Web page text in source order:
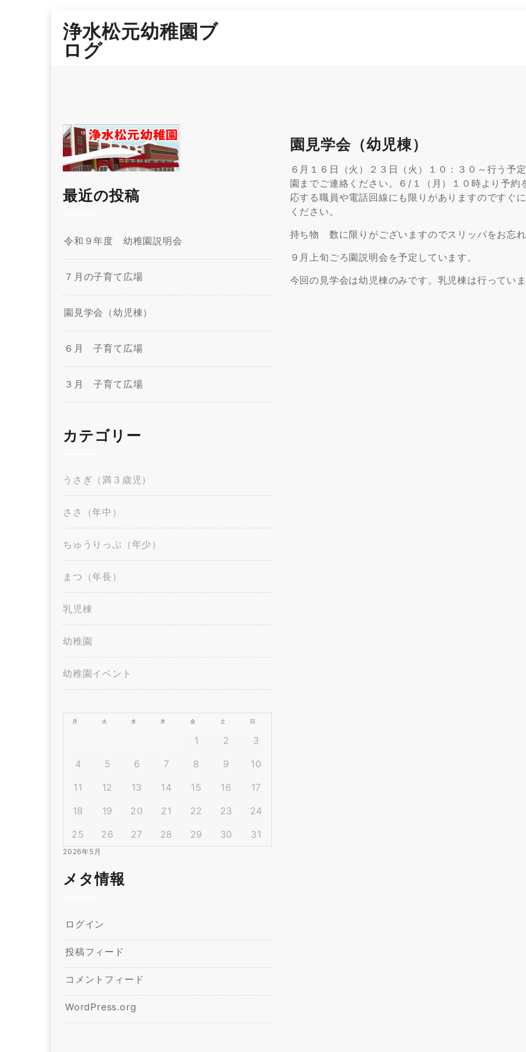
content
浄水松元幼稚園ブ
ログ
園見学会（幼児棟）
６月１６日（火）２３日（火）１０：３０～行う予
園までご連絡ください。６/１（月）１０時より予
応する職員や電話回線にも限りがありますのですぐ
ください。
持ち物 数に限りがございますのでスリッパをお忘
９月上旬ごろ園説明会を予定しています。
今回の見学会は幼児棟のみです。乳児棟は行ってい
最近の投稿
令和９年度 幼稚園説明会
７月の子育て広場
園見学会（幼児棟）
６月 子育て広場
３月 子育て広場
カテゴリー
うさぎ（満３歳児）
ささ（年中）
ちゅうりっぷ（年少）
まつ（年長）
乳児棟
幼稚園
幼稚園イベント
2026年5月
月 火 水 木 金 土 日
1 2
3
4
5 6 7 8 9
10
11
12 13 14 15 16
17
18
19 20 21 22 23
24
25
26 27 28 29 30 31
メタ情報
ログイン
投稿フィード
コメントフィード
WordPress.org